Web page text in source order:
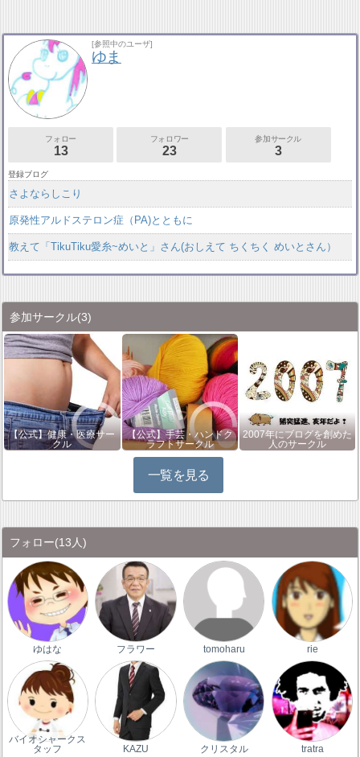
[参照中のユーザ]
ゆま
フォロー
13
フォロワー
23
参加サークル
3
登録ブログ
さよならしこり
原発性アルドステロン症（PA)とともに
教えて「TikuTiku愛糸~めいと」さん(おしえて ちくちく めいとさん）
参加サークル(3)
【公式】健康・医療サー
クル
【公式】手芸・ハンドク
ラフトサークル
2007年にブログを創めた
人のサークル
一覧を見る
フォロー(13人)
ゆはな フラワー tomoharu rie
バイオシャークス
タッフ
KAZU クリスタル tratra